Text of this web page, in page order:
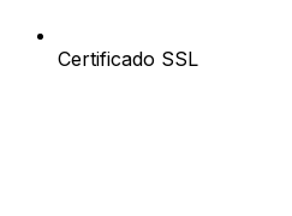
Certificado SSL